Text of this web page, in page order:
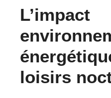
L’impact
loisirs